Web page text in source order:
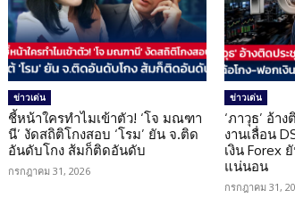
ข่าวเด่น
ชี้หน้าใครทำไมเข้าตัว! ‘โจ มณฑา
นี’ งัดสถิติโกงสอบ ‘โรม’ ยัน จ.ติด
อันดับโกง ส้มก็ติดอันดับ
กรกฎาคม 31, 2026
ข่าวเด่น
‘ภาวุธ’ อ้า
งานเลื่อน
เงิน Forex
แน่นอน
กรกฎาคม 31,